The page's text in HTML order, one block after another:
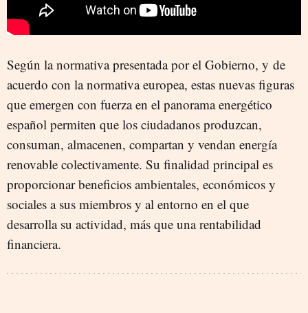
Según la normativa presentada por el Gobierno, y de
acuerdo con la normativa europea, estas nuevas figuras
que emergen con fuerza en el panorama energético
español permiten que los ciudadanos produzcan,
consuman, almacenen, compartan y vendan energía
renovable colectivamente. Su finalidad principal es
proporcionar beneficios ambientales, económicos y
sociales a sus miembros y al entorno en el que
desarrolla su actividad, más que una rentabilidad
financiera.